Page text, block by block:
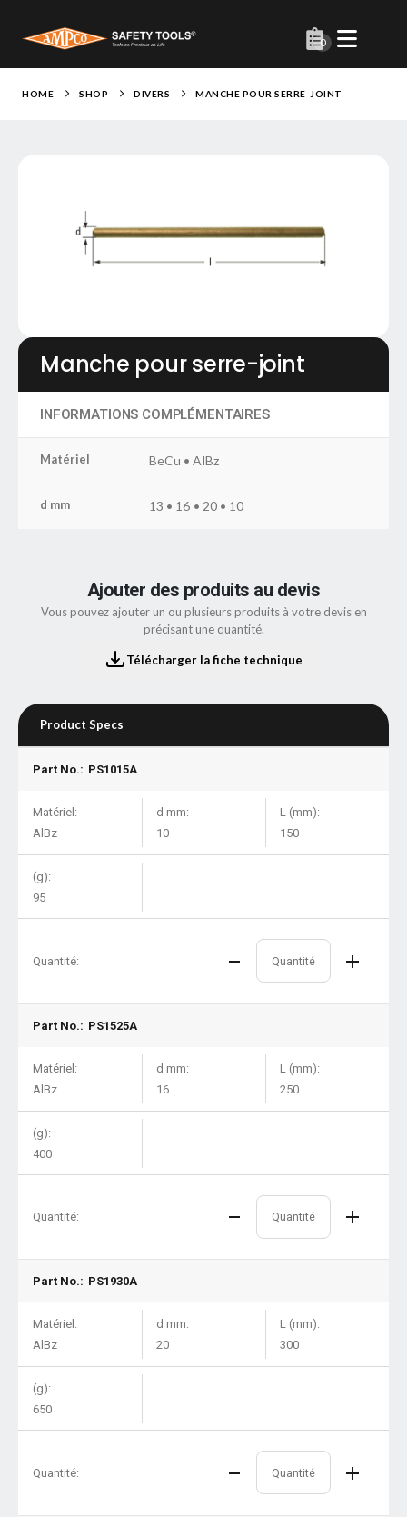
0
HOME SHOP DIVERS MANCHE POUR SERRE-JOINT
Manche pour serre-joint
INFORMATIONS COMPLÉMENTAIRES
Matériel BeCu • AlBz
d mm 13 • 16 • 20 • 10
Ajouter des produits au devis
Vous pouvez ajouter un ou plusieurs produits à votre devis en
précisant une quantité.
Télécharger la fiche technique
Product Specs
Part No.: PS1015A
Matériel:
AlBz
d mm:
10
L (mm):
150
(g):
95
Quantité:
Part No.: PS1525A
Matériel:
AlBz
d mm:
16
L (mm):
250
(g):
400
Quantité:
Part No.: PS1930A
Matériel:
AlBz
d mm:
20
L (mm):
300
(g):
650
Quantité: